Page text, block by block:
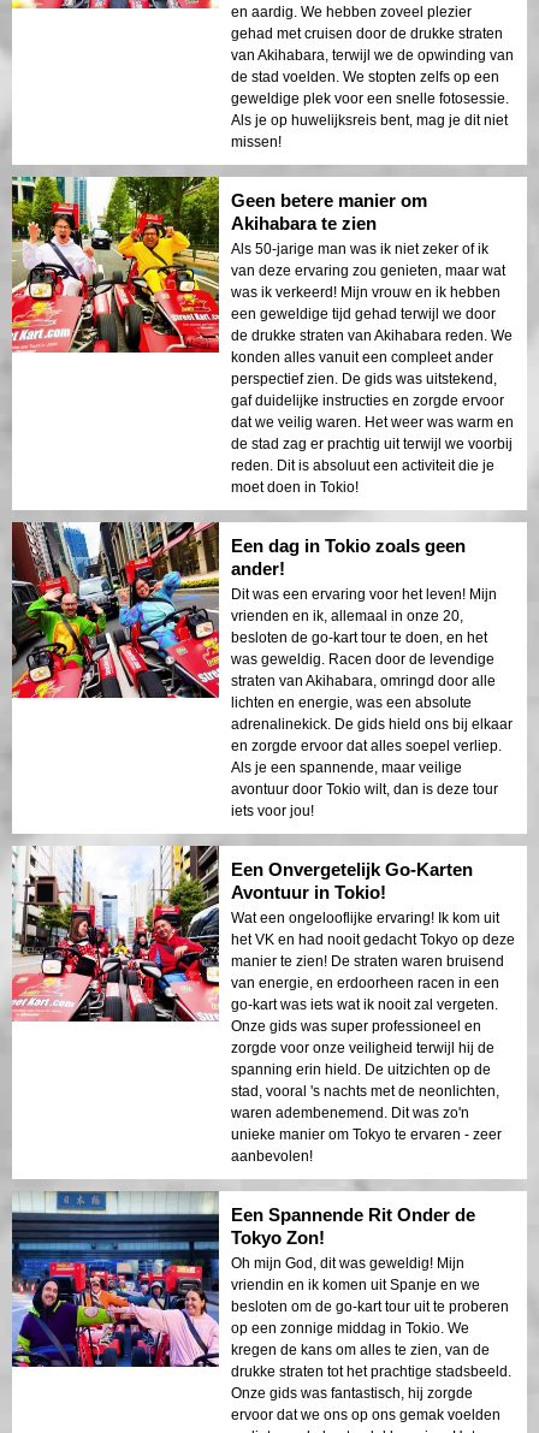
en aardig. We hebben zoveel plezier
gehad met cruisen door de drukke straten
van Akihabara, terwijl we de opwinding van
de stad voelden. We stopten zelfs op een
geweldige plek voor een snelle fotosessie.
Als je op huwelijksreis bent, mag je dit niet
missen!
Geen betere manier om
Akihabara te zien
Als 50-jarige man was ik niet zeker of ik
van deze ervaring zou genieten, maar wat
was ik verkeerd! Mijn vrouw en ik hebben
een geweldige tijd gehad terwijl we door
de drukke straten van Akihabara reden. We
konden alles vanuit een compleet ander
perspectief zien. De gids was uitstekend,
gaf duidelijke instructies en zorgde ervoor
dat we veilig waren. Het weer was warm en
de stad zag er prachtig uit terwijl we voorbij
reden. Dit is absoluut een activiteit die je
moet doen in Tokio!
Een dag in Tokio zoals geen
ander!
Dit was een ervaring voor het leven! Mijn
vrienden en ik, allemaal in onze 20,
besloten de go-kart tour te doen, en het
was geweldig. Racen door de levendige
straten van Akihabara, omringd door alle
lichten en energie, was een absolute
adrenalinekick. De gids hield ons bij elkaar
en zorgde ervoor dat alles soepel verliep.
Als je een spannende, maar veilige
avontuur door Tokio wilt, dan is deze tour
iets voor jou!
Een Onvergetelijk Go-Karten
Avontuur in Tokio!
Wat een ongelooflijke ervaring! Ik kom uit
het VK en had nooit gedacht Tokyo op deze
manier te zien! De straten waren bruisend
van energie, en erdoorheen racen in een
go-kart was iets wat ik nooit zal vergeten.
Onze gids was super professioneel en
zorgde voor onze veiligheid terwijl hij de
spanning erin hield. De uitzichten op de
stad, vooral 's nachts met de neonlichten,
waren adembenemend. Dit was zo'n
unieke manier om Tokyo te ervaren - zeer
aanbevolen!
Een Spannende Rit Onder de
Tokyo Zon!
Oh mijn God, dit was geweldig! Mijn
vriendin en ik komen uit Spanje en we
besloten om de go-kart tour uit te proberen
op een zonnige middag in Tokio. We
kregen de kans om alles te zien, van de
drukke straten tot het prachtige stadsbeeld.
Onze gids was fantastisch, hij zorgde
ervoor dat we ons op ons gemak voelden